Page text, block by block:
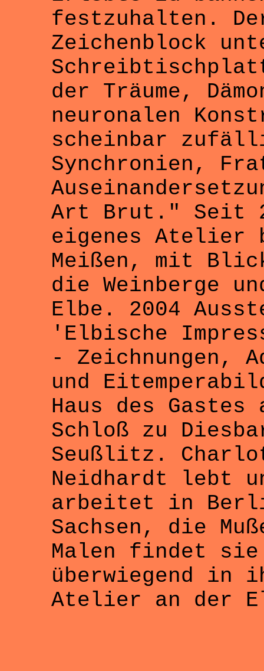
festzuhalten.
Zeichenblock
der Träume,
neuronalen
scheinbar
Synchronien,
Art Brut." Seit
eigenes Atelier
Meißen, mit
die Weinberge
Elbe. 2004
'Elbische
- Zeichnungen,
und
Haus des Gastes
Schloß zu
Seußlitz.
Neidhardt lebt
arbeitet in
Sachsen, die
Malen findet sie
überwiegend in
Atelier an der